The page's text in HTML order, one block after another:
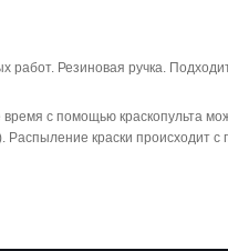
Резиновая ручка.
время с помощью краскопульта
краски происходит